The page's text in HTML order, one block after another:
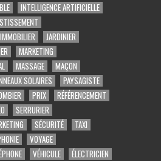
INTELLIGENCE ARTIFICIELLE
JARDINIER
MARKETING
MASSAGE
MAÇON
SOLAIRES
PAYSAGISTE
PRIX
RÉFÉRENCEMENT
SERRURIER
SÉCURITÉ
TAXI
VOYAGE
VÉHICULE ÉLECTRICIEN